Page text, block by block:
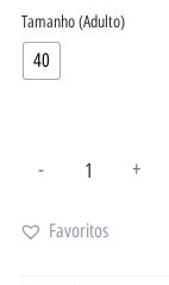
Tamanho (Adulto)
40
- +
Favoritos